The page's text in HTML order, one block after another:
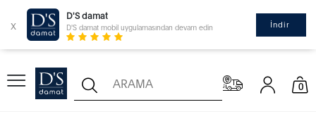
x
D'S damat
D'S damat mobil uygulamasından devam edin İndir
0